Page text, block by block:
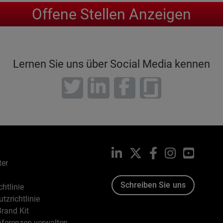
Offene Stellen Anzeigen
Lernen Sie uns über Social Media kennen
Kit
LinkedIn Facebook
Instagram
Schreiben Sie uns